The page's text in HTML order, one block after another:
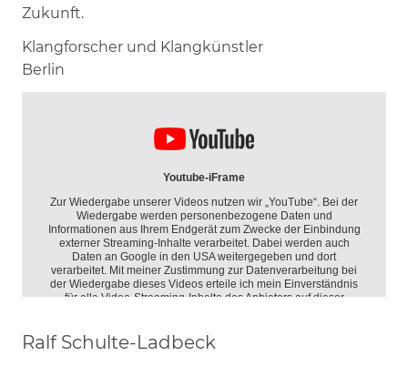
Zukunft.
Klangforscher und Klangkünstler
Berlin
Ralf Schulte-Ladbeck